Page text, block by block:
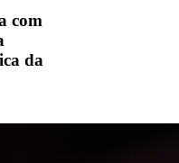
com
da